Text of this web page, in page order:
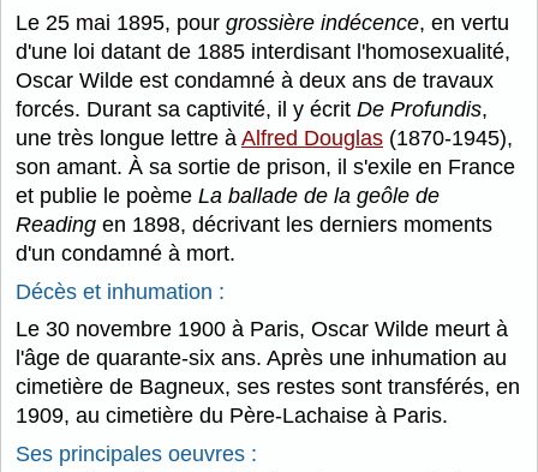
Le 25 mai 1895, pour grossière indécence, en vertu
d'une loi datant de 1885 interdisant l'homosexualité,
Oscar Wilde est condamné à deux ans de travaux
forcés. Durant sa captivité, il y écrit De Profundis,
une très longue lettre à Alfred Douglas (1870-1945),
son amant. À sa sortie de prison, il s'exile en France
et publie le poème La ballade de la geôle de
Reading en 1898, décrivant les derniers moments
d'un condamné à mort.
Décès et inhumation :
Le 30 novembre 1900 à Paris, Oscar Wilde meurt à
l'âge de quarante-six ans. Après une inhumation au
cimetière de Bagneux, ses restes sont transférés, en
1909, au cimetière du Père-Lachaise à Paris.
Ses principales oeuvres :